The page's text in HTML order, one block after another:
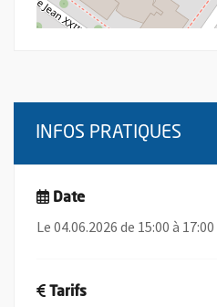
INFOS PRATIQUES
Date
Le 04.06.2026 de 15:00 à 17:00
Tarifs